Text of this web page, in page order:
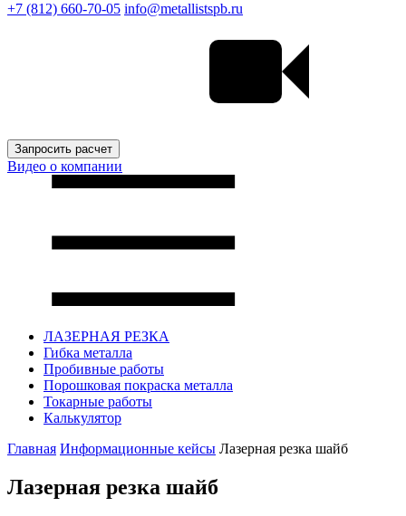
+7 (812) 660-70-05 info@metallistspb.ru
Запросить расчет
Видео о компании
ЛАЗЕРНАЯ РЕЗКА
Гибка металла
Пробивные работы
Порошковая покраска металла
Токарные работы
Калькулятор
Главная Информационные кейсы Лазерная резка шайб
Лазерная резка шайб